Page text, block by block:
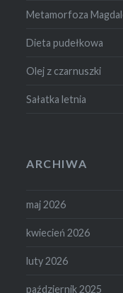
Metamorfoza
Dieta pudełkowa
Olej z czarnuszki
Sałatka letnia
ARCHIWA
maj 2026
kwiecień 2026
luty 2026
październik 2025